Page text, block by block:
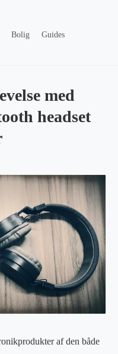
Bolig
Guides
med
headset
af den både